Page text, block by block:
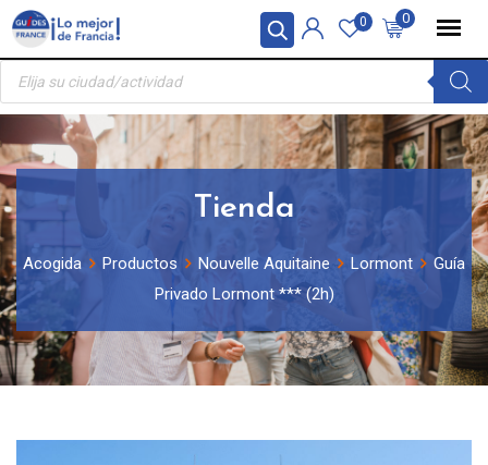
Panel de gestión de cookies
Skip
content
0
0
Búsqueda
productos
Tienda
Acogida Productos Nouvelle Aquitaine Lormont
Guía
Privado Lormont *** (2h)